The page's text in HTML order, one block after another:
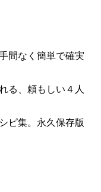
間なく簡単で確実
る、頼もしい４人
ピ集。永久保存版